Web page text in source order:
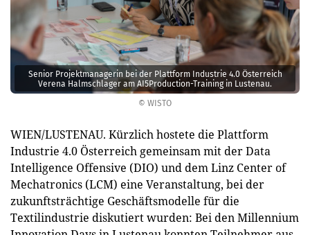
© WISTO
Senior Projektmanagerin bei der Plattform Industrie 4.0 Österreich
Verena Halmschlager am AI5Production-Training in Lustenau.
WIEN/LUSTENAU. Kürzlich hostete die Plattform
Industrie 4.0 Österreich gemeinsam mit der Data
Intelligence Offensive (DIO) und dem Linz Center of
Mechatronics (LCM) eine Veranstaltung, bei der
zukunftsträchtige Geschäftsmodelle für die
Textilindustrie diskutiert wurden: Bei den Millennium